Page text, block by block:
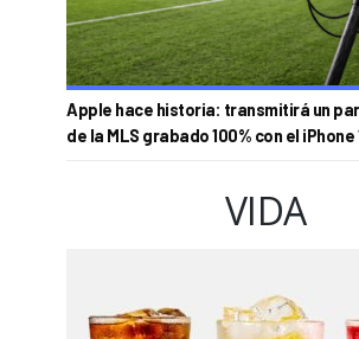
Apple hace historia: transmitirá un
de la MLS grabado 100% con el iPhone
VIDA